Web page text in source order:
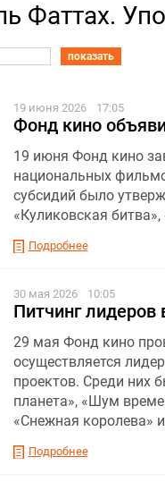
Фаттах.
показать
19 июня 2026 17:05
Фонд кино
19 июня Фонд кино
национальных
субсидий было
«Куликовская
Подробнее
30 мая 2026 10:05
Питчинг лидеров
29 мая Фонд кино
осуществляется
проектов. Среди них
планета», «Шум
«Снежная королева»
Подробнее